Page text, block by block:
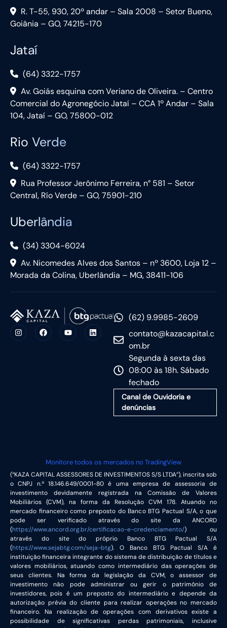
R. T-55, 930, 20º andar – Sala 2008 – Setor Bueno,
Goiânia – GO, 74215-170
Jataí
(64) 3322-1757
Av. Goiás esquina com Veriano de Oliveira. – Centro
Comercial do Agronegócio Jataí – CCA 1º Andar – Sala
104, Jataí – GO, 75800-012
Rio Verde
(64) 3322-1757
Rua Professor Jerônimo Ferreira, n° 581 – Setor
Central, Río Verde – GO, 75901-210
Uberlândia
(34) 3304-6024
Av. Nicomedes Alves dos Santos – nº 3600, Loja 12 –
Morada da Colina, Uberlândia – MG, 38411-106
(62) 9.9985-2609
contato@kazacapital.c
om.br
Segunda à sexta das
08:00 às 18h. Sábado
fechado
Canal de Ouvidoria e
denúncias
Monitore todos os mercados no TradingView
(“KAZA CAPITAL ASSESSORES DE INVESTIMENTOS S/S LTDA”), inscrita sob
o CNPJ n.º 18.146.649/0001-80 é uma empresa de assessoria de
investimento devidamente registrada na Comissão de Valores
Mobiliários (CVM), na forma da Resolução CVM 178. Atuando no
mercado financeiro como preposto do Banco BTG Pactual S/A, o que
pode ser verificado através do site da ANCORD
(https://www.ancord.org.br/certificacao-e-credenciamento/) ou
através do site do próprio Banco BTG Pactual S/A
(https://www.sejabtg.com/seja-btg). O Banco BTG Pactual S/A é
instituição financeira integrante do sistema de distribuição de títulos e
valores mobiliários, atuando como intermediário das operações de
seus clientes. Na forma da legislação da CVM, o assessor de
investimento não pode administrar ou gerir o patrimônio de
investidores, pois é um preposto do intermediário e depende da
autorização prévia do cliente para realizar operações no mercado
financeiro. Na realização de operações com derivativos existe a
possibilidade de significativas perdas patrimoniais, inclusive